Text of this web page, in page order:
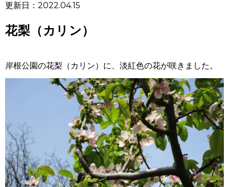
更新日：2022.04.15
花梨（カリン）
岸根公園の花梨（カリン）に、淡紅色の花が咲きました。